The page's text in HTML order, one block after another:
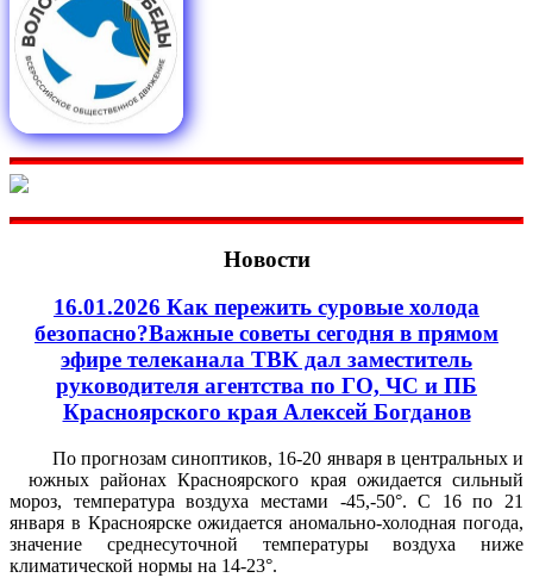
Новости
16.01.2026 Как пережить суровые холода
безопасно?Важные советы сегодня в прямом
эфире телеканала ТВК дал заместитель
руководителя агентства по ГО, ЧС и ПБ
Красноярского края Алексей Богданов
По прогнозам синоптиков, 16-20 января в центральных и
южных районах Красноярского края ожидается сильный
мороз, температура воздуха местами -45,-50°. С 16 по 21
января в Красноярске ожидается аномально-холодная погода,
значение среднесуточной температуры воздуха ниже
климатической нормы на 14-23°.